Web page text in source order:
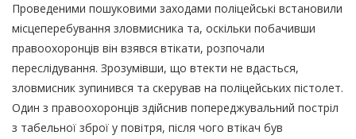
Проведеними пошуковими заходами поліцейські встановили
місцеперебування зловмисника та, оскільки побачивши
правоохоронців він взявся втікати, розпочали
переслідування. Зрозумівши, що втекти не вдасться,
зловмисник зупинився та скерував на поліцейських пістолет.
Один з правоохоронців здійснив попереджувальний постріл
з табельної зброї у повітря, після чого втікач був